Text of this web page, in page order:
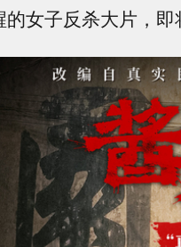
女子反杀大片，即